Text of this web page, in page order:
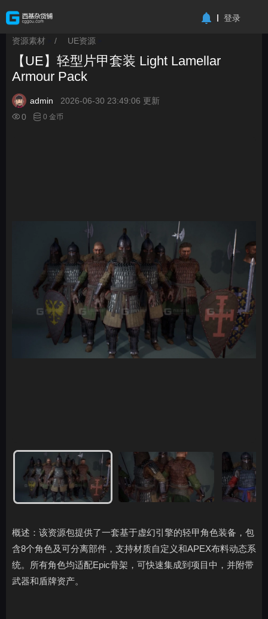
登录
资源素材 / UE资源
【UE】轻型片甲套装 Light Lamellar
Armour Pack
admin
2026-06-30 23:49:06 更新
0
0 金币
概述：该资源包提供了一套基于虚幻引擎的轻甲角色装备，包
含8个角色及可分离部件，支持材质自定义和APEX布料动态系
统。所有角色均适配Epic骨架，可快速集成到项目中，并附带
武器和盾牌资产。